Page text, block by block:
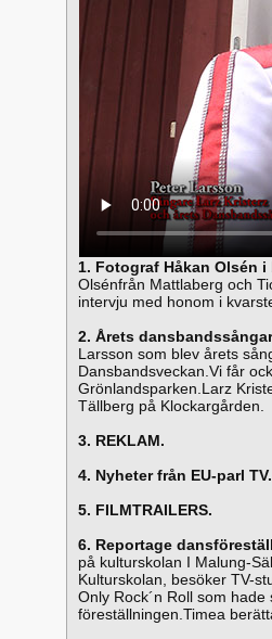
1. Fotograf Håkan Olsén
Olsénfrån Mattlaberg och
intervju med honom i
2. Årets
Larsson som blev årets
Dansbandsveckan.Vi får
Grönlandsparken.Larz
Tällberg på Klockargården.
3. REKLAM.
4. Nyheter från EU-parl TV.
5. FILMTRAILERS.
6. Reportage
på kulturskolan I Malung-
Kulturskolan, besöker TV-
Only Rock´n Roll som
föreställningen.Timea